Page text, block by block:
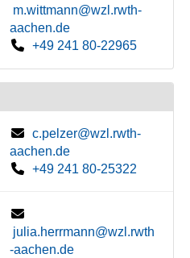
m.wittmann@wzl.rwth-
aachen.de
+49 241 80-22965
c.pelzer@wzl.rwth-
aachen.de
+49 241 80-25322
julia.herrmann@wzl.rwth
-aachen.de